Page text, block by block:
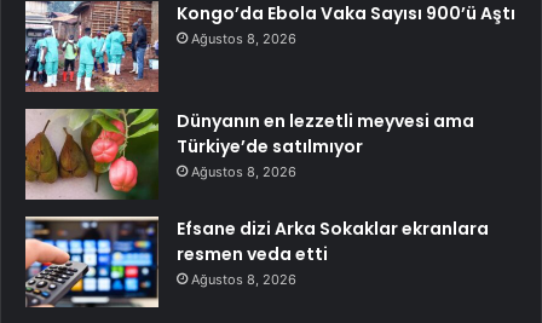
Kongo’da Ebola Vaka Sayısı 900’ü Aştı
Ağustos 8, 2026
Dünyanın en lezzetli meyvesi ama
Türkiye’de satılmıyor
Ağustos 8, 2026
Efsane dizi Arka Sokaklar ekranlara
resmen veda etti
Ağustos 8, 2026